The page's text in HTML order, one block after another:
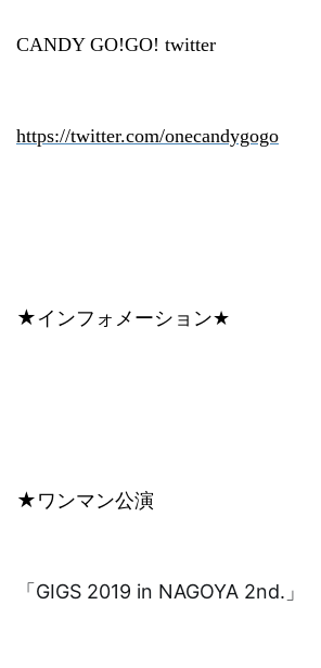
CANDY GO!GO! twitter
https://twitter.com/onecandygogo
★ インフォメーション★
★ ワンマン公演
「 GIGS 2019 in NAGOYA 2nd. 」